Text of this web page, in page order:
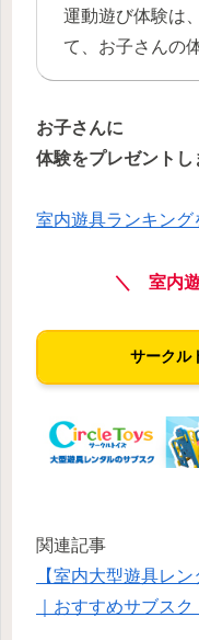
運動遊び体験は
て、お子さんの
お子さんに
体験をプレゼントし
室内遊具ランキング
＼ 室内
サークル
関連記事
【室内大型遊具レ
｜おすすめサブス